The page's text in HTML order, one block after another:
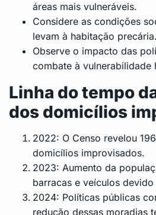
áreas mais vulneráveis.
Considere as condições
levam à habitação precária.
Observe o impacto das
combate à vulnerabilidade
Linha do tempo
dos domicílios
2022: O Censo revelou
domicílios improvisados.
2023: Aumento da
barracas e veículos
2024: Políticas públicas
redução dessas moradias